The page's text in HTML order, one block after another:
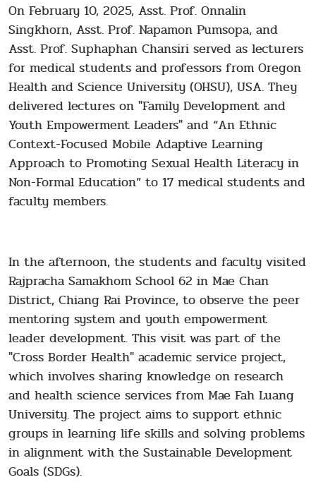
On February 10, 2025, Asst. Prof. Onnalin
Singkhorn, Asst. Prof. Napamon Pumsopa, and
Asst. Prof. Suphaphan Chansiri served as lecturers
for medical students and professors from Oregon
Health and Science University (OHSU), USA. They
delivered lectures on "Family Development and
Youth Empowerment Leaders" and “An Ethnic
Context-Focused Mobile Adaptive Learning
Approach to Promoting Sexual Health Literacy in
Non-Formal Education” to 17 medical students and
faculty members.
In the afternoon, the students and faculty visited
Rajpracha Samakhom School 62 in Mae Chan
District, Chiang Rai Province, to observe the peer
mentoring system and youth empowerment
leader development. This visit was part of the
"Cross Border Health" academic service project,
which involves sharing knowledge on research
and health science services from Mae Fah Luang
University. The project aims to support ethnic
groups in learning life skills and solving problems
in alignment with the Sustainable Development
Goals (SDGs).